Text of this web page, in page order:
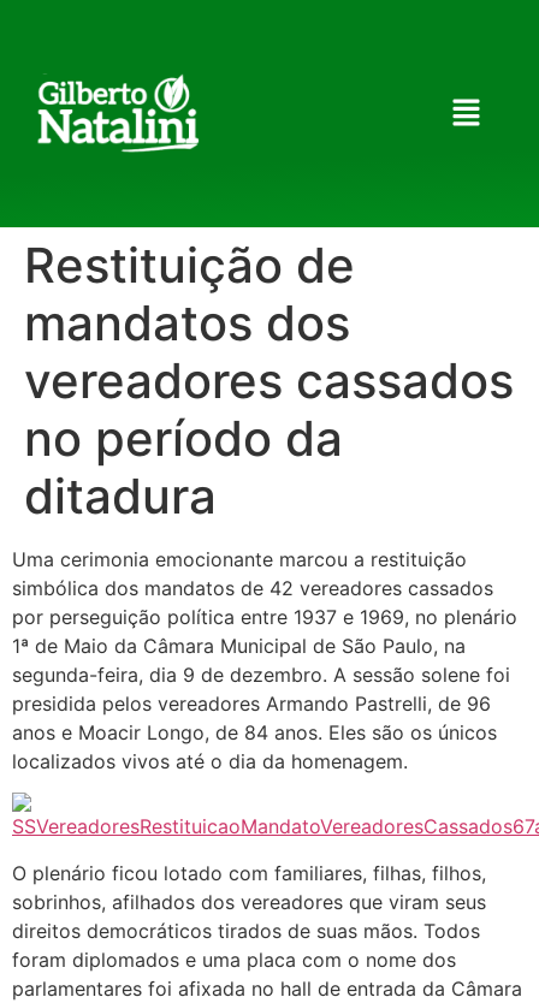
Restituição de
mandatos dos
vereadores cassados
no período da
ditadura
Uma cerimonia emocionante marcou a restituição
simbólica dos mandatos de 42 vereadores cassados
por perseguição política entre 1937 e 1969, no plenário
1ª de Maio da Câmara Municipal de São Paulo, na
segunda-feira, dia 9 de dezembro. A sessão solene foi
presidida pelos vereadores Armando Pastrelli, de 96
anos e Moacir Longo, de 84 anos. Eles são os únicos
localizados vivos até o dia da homenagem.
O plenário ficou lotado com familiares, filhas, filhos,
sobrinhos, afilhados dos vereadores que viram seus
direitos democráticos tirados de suas mãos. Todos
foram diplomados e uma placa com o nome dos
parlamentares foi afixada no hall de entrada da Câmara